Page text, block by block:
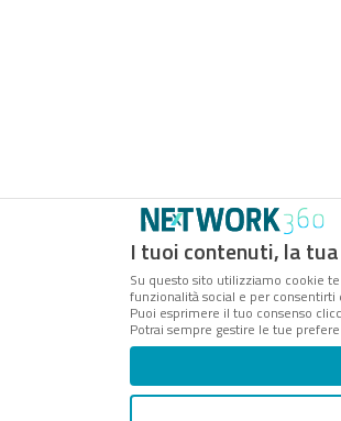
I tuoi contenuti, la
Su questo sito utilizziamo cookie
funzionalità social e per
Puoi esprimere il tuo consenso
Potrai sempre gestire le tue